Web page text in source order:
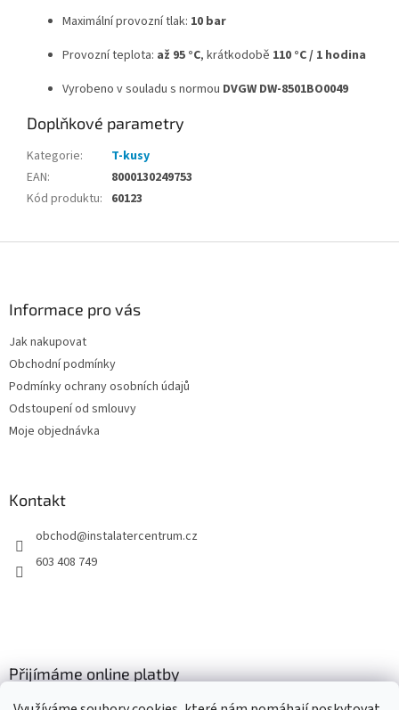
Maximální provozní tlak: 10 bar
Provozní teplota: až 95 °C, krátkodobě 110 °C / 1 hodina
Vyrobeno v souladu s normou DVGW DW-8501BO0049
Doplňkové parametry
Kategorie:
T-kusy
EAN:
8000130249753
Kód produktu: 60123
Informace pro vás
Jak nakupovat
Obchodní podmínky
Podmínky ochrany osobních údajů
Odstoupení od smlouvy
Moje objednávka
Kontakt
obchod@instalatercentrum.cz
603 408 749
Přijímáme online platby